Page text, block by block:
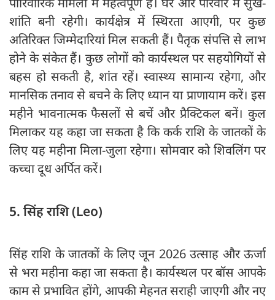
शांति बनी रहेगी। कार्यक्षेत्र में स्थिरता आएगी, पर कुछ
अतिरिक्त जिम्मेदारियां मिल सकती हैं। पैतृक संपत्ति से लाभ
होने के संकेत हैं। कुछ लोगों को कार्यस्थल पर सहयोगियों से
बहस हो सकती है, शांत रहें। स्वास्थ्य सामान्य रहेगा, और
मानसिक तनाव से बचने के लिए ध्यान या प्राणायाम करें। इस
महीने भावनात्मक फैसलों से बचें और प्रैक्टिकल बनें। कुल
मिलाकर यह कहा जा सकता है कि कर्क राशि के जातकों के
लिए यह महीना मिला-जुला रहेगा। सोमवार को शिवलिंग पर
कच्चा दूध अर्पित करें।
5. सिंह राशि (Leo)
सिंह राशि के जातकों के लिए जून 2026 उत्साह और ऊर्जा
से भरा महीना कहा जा सकता है। कार्यस्थल पर बॉस आपके
काम से प्रभावित होंगे, आपकी मेहनत सराही जाएगी और नए